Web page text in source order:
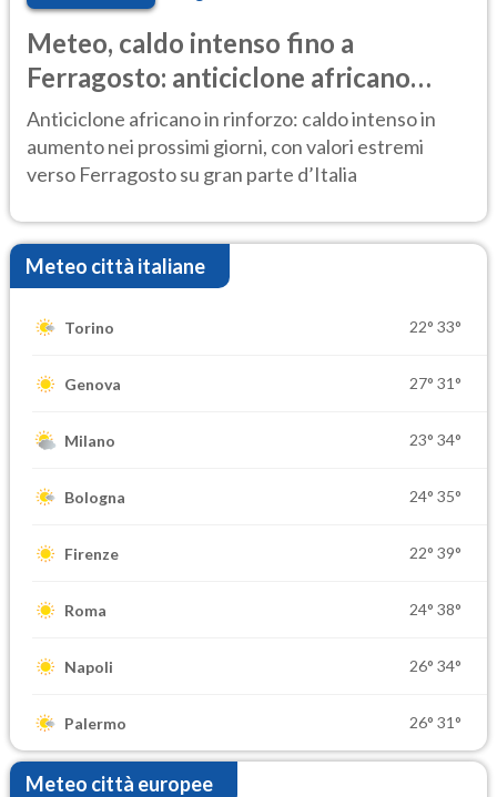
Meteo, caldo intenso fino a
Ferragosto: anticiclone africano
ancora protagonista
Anticiclone africano in rinforzo: caldo intenso in
aumento nei prossimi giorni, con valori estremi
verso Ferragosto su gran parte d’Italia
Meteo città italiane
Torino 22° 33°
Genova 27° 31°
Milano 23° 34°
Bologna 24° 35°
Firenze 22° 39°
Roma 24° 38°
Napoli 26° 34°
Palermo 26° 31°
Meteo città europee